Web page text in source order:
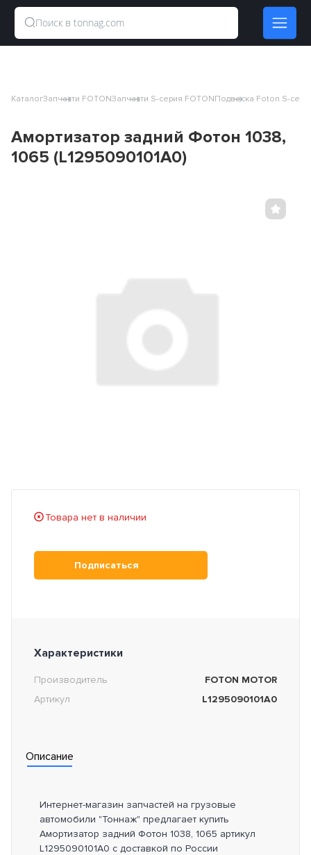
КаталогЗапчасти FOTONЗапчасти S-серия FOTONПодвеска Foton S-
Амортизатор задний Фотон 1038,
1065 (L1295090101A0)
Товара нет в наличии
Подписаться
Характеристики
Производитель
FOTON MOTOR
Артикул
L1295090101A0
Описание
Интернет-магазин запчастей на грузовые
автомобили "Тоннаж" предлагает купить
Амортизатор задний Фотон 1038, 1065 артикул
L1295090101A0 с доставкой по России